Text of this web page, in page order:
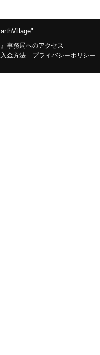
』事務局へのアクセス
入金方法 プライバシーポリシー